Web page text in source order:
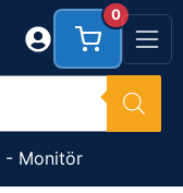
- Monitör
0